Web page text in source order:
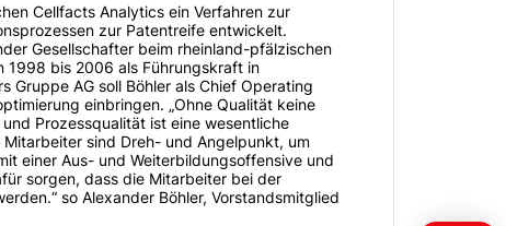
Cellfacts Analytics ein Verfahren zur
zur Patentreife entwickelt.
Gesellschafter beim rheinland-pfälzischen
1998 bis 2006 als Führungskraft in
Gruppe AG soll Böhler als Chief Operating
einbringen. „Ohne Qualität keine
Prozessqualität ist eine wesentliche
sind Dreh- und Angelpunkt, um
einer Aus- und Weiterbildungsoffensive und
sorgen, dass die Mitarbeiter bei der
so Alexander Böhler, Vorstandsmitglied